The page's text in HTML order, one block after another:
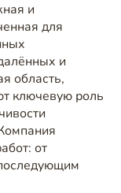
и
для
и
область,
ключевую роль
от